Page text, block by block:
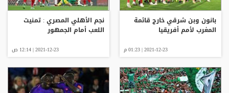
بانون وبن شرقي خارج قائمة
المغرب لأمم أفريقيا
2021-12-23 | 01:23 م
نجم الأهلي المصري : تمنيت
اللعب أمام الجمهور
2021-12-23 | 12:14 ص